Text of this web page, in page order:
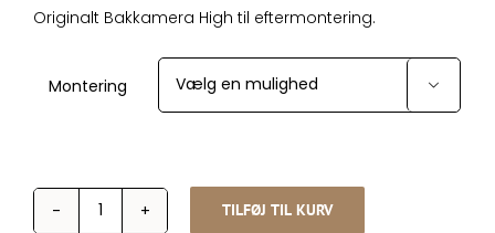
kr. 6.800
Originalt Bakkamera High til eftermontering.
Montering 
SuperB
TILFØJ TIL KURV